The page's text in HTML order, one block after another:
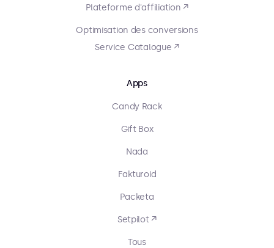
Plateforme d'affiliation ↗
Optimisation des conversions
Service Catalogue ↗
Apps
Candy Rack
Gift Box
Nada
Fakturoid
Packeta
Setpilot ↗
Tous